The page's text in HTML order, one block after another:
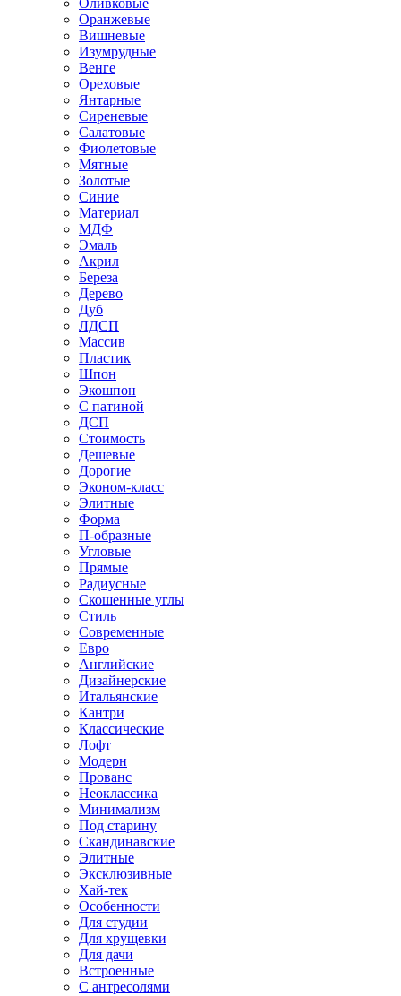
Оливковые
Оранжевые
Вишневые
Изумрудные
Венге
Ореховые
Янтарные
Сиреневые
Салатовые
Фиолетовые
Мятные
Золотые
Синие
Материал
МДФ
Эмаль
Акрил
Береза
Дерево
Дуб
ЛДСП
Массив
Пластик
Шпон
Экошпон
С патиной
ДСП
Стоимость
Дешевые
Дорогие
Эконом-класс
Элитные
Форма
П-образные
Угловые
Прямые
Радиусные
Скошенные углы
Стиль
Современные
Евро
Английские
Дизайнерские
Итальянские
Кантри
Классические
Лофт
Модерн
Прованс
Неоклассика
Минимализм
Под старину
Скандинавские
Элитные
Эксклюзивные
Хай-тек
Особенности
Для студии
Для хрущевки
Для дачи
Встроенные
С антресолями